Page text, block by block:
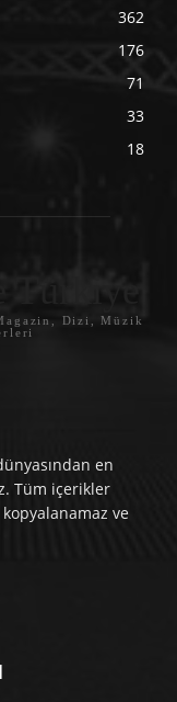
362
176
71
33
18
Türkiye
Dizi, Müzik
en
Tüm içerikler
ve